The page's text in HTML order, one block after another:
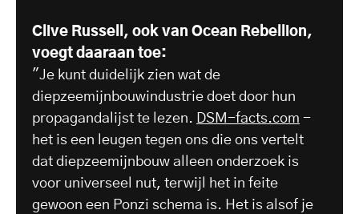
Clive Russell, ook van Ocean Rebellion,
voegt daaraan toe:
"Je kunt duidelijk zien wat de
diepzeemijnbouwindustrie doet door hun
propagandalijst te lezen. DSM-facts.com -
het is een leugen tegen ons die ons vertelt
dat diepzeemijnbouw alleen onderzoek is
voor universeel nut, terwijl het in feite
gewoon een Ponzi schema is. Het is alsof je